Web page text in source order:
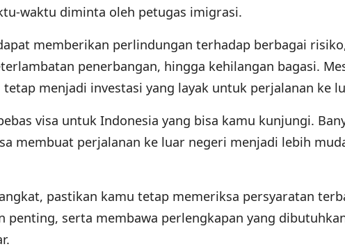
waktu diminta oleh petugas imigrasi.
memberikan perlindungan terhadap berbagai
penerbangan, hingga kehilangan bagasi.
menjadi investasi yang layak untuk perjalanan ke
visa untuk Indonesia yang bisa kamu kunjungi.
membuat perjalanan ke luar negeri menjadi lebih
pastikan kamu tetap memeriksa persyaratan
penting, serta membawa perlengkapan yang